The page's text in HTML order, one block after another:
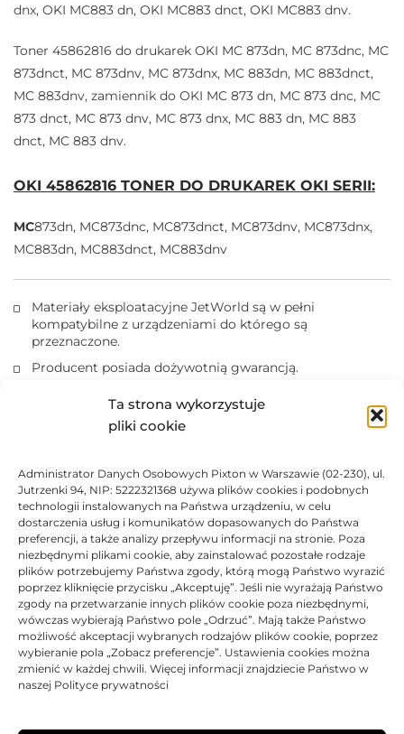
Ta strona wykorzystuje
pliki cookie
Administrator Danych Osobowych Pixton w Warszawie (02-230), ul.
Jutrzenki 94, NIP: 5222321368 używa plików cookies i podobnych
technologii instalowanych na Państwa urządzeniu, w celu
dostarczenia usług i komunikatów dopasowanych do Państwa
preferencji, a także analizy przepływu informacji na stronie. Poza
niezbędnymi plikami cookie, aby zainstalować pozostałe rodzaje
plików potrzebujemy Państwa zgody, którą mogą Państwo wyrazić
poprzez kliknięcie przycisku „Akceptuję”. Jeśli nie wyrażają Państwo
zgody na przetwarzanie innych plików cookie poza niezbędnymi,
wówczas wybierają Państwo pole „Odrzuć”. Mają także Państwo
możliwość akceptacji wybranych rodzajów plików cookie, poprzez
wybieranie pola „Zobacz preferencje”. Ustawienia cookies można
zmienić w każdej chwili. Więcej informacji znajdziecie Państwo w
naszej Polityce prywatności
dnx, OKI MC883 dn, OKI MC883 dnct, OKI MC883 dnv.
Toner 45862816 do drukarek OKI MC 873dn, MC 873dnc, MC
873dnct, MC 873dnv, MC 873dnx, MC 883dn, MC 883dnct,
MC 883dnv, zamiennik do OKI MC 873 dn, MC 873 dnc, MC
873 dnct, MC 873 dnv, MC 873 dnx, MC 883 dn, MC 883
dnct, MC 883 dnv.
OKI 45862816 TONER DO DRUKAREK OKI SERII:
MC873dn, MC873dnc, MC873dnct, MC873dnv, MC873dnx,
MC883dn, MC883dnct, MC883dnv
Materiały eksploatacyjne JetWorld są w pełni
kompatybilne z urządzeniami do którego są
przeznaczone.
Producent posiada dożywotnią gwarancją.
Kasety z tonerem nie wolno narażać na działanie światła.
celach informacyjnych.
DANE TECHNICZNE
KOMPATYBILNOŚĆ
PRODUKTY POWIĄZANE
KOSZTY DOSTAWY